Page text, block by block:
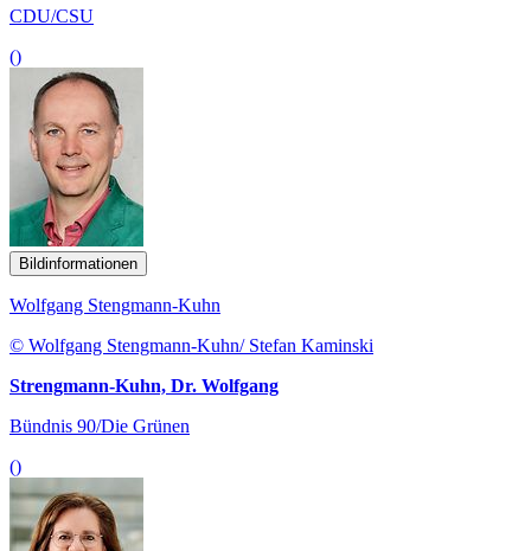
CDU/CSU
()
Bildinformationen
Wolfgang Stengmann-Kuhn
© Wolfgang Stengmann-Kuhn/ Stefan Kaminski
Strengmann-Kuhn, Dr. Wolfgang
Bündnis 90/Die Grünen
()